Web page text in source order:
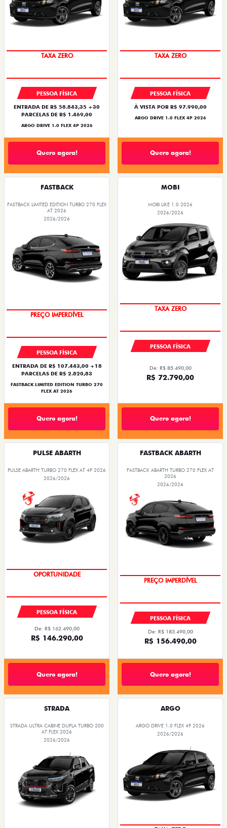
SAIA DE FIAT 0KM
PESSOA FÍSICA
ENTRADA DE R$ 58.843,35 +30
PARCELAS DE R$ 1.469,00
ARGO DRIVE 1.0 FLEX 4P 2026
Quero agora!
SAIA DE FIAT 0KM
PESSOA FÍSICA
À VISTA POR R$ 97.990,00
ARGO DRIVE 1.0 FLEX 4P 2026
Quero agora!
FASTBACK
FASTBACK LIMITED EDITION TURBO 270 FLEX
AT 2026
2026/2026
COM USADO NA TROCA
PESSOA FÍSICA
ENTRADA DE R$ 107.443,00 +18
PARCELAS DE R$ 2.820,83
FASTBACK LIMITED EDITION TURBO 270
FLEX AT 2026
Quero agora!
MOBI
MOBI LIKE 1.0 2026
2026/2026
PREÇO IMPERDÍVEL
PESSOA FÍSICA
De: R$ 85.490,00
R$ 72.790,00
Quero agora!
PULSE ABARTH
PULSE ABARTH TURBO 270 FLEX AT 4P 2026
2026/2026
PESSOA FÍSICA
De: R$ 162.490,00
R$ 146.290,00
Quero agora!
FASTBACK ABARTH
FASTBACK ABARTH TURBO 270 FLEX AT
2026
2026/2026
PESSOA FÍSICA
De: R$ 183.490,00
R$ 156.490,00
Quero agora!
STRADA
STRADA ULTRA CABINE DUPLA TURBO 200
AT FLEX 2026
2026/2026
ARGO
ARGO DRIVE 1.0 FLEX 4P 2026
2026/2026